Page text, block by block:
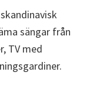
sängar från
TV med